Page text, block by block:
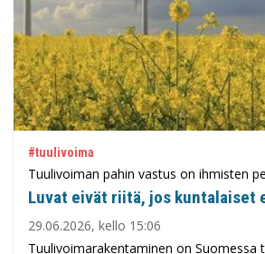
#tuulivoima
Tuulivoiman pahin vastus on ihmisten
Luvat eivät riitä, jos kuntalaiset
29.06.2026, kello 15:06
Tuulivoimarakentaminen on Suomessa